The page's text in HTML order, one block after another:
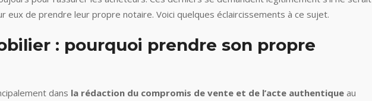
eux de prendre leur propre notaire. Voici quelques éclaircissements à ce sujet.
: pourquoi prendre son propre
dans la rédaction du compromis de vente et de l’acte authentique au